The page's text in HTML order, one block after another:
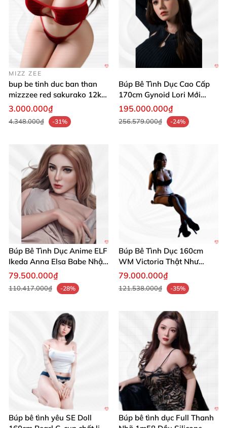
MIZZ ZEE
bup be tinh duc ban than
mizzzee red sakurako 12kg
khop nang cap giai phap
tinh duc cao cap
3.000.000₫
4.348.000₫ -31%
Búp Bê Tình Dục Cao Cấp
170cm Gynoid Lori Mới
2022 Như Thật
195.000.000₫
256.579.000₫ -24%
Búp Bê Tình Dục Anime ELF
Ikeda Anna Elsa Babe Nhật
Bản 160cm 165cm
79.500.000₫
110.417.000₫ -28%
Búp Bê Tình Dục 160cm
WM Victoria Thật Như
Người Thật Sang Trọng
79.000.000₫
121.538.000₫ -35%
Búp bê tình yêu SE Doll
Búp bê tình dục Full Thanh